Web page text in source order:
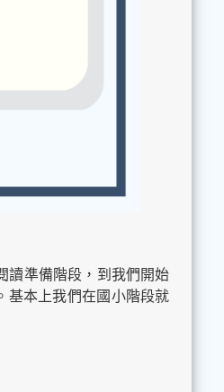
讀準備階段，到我們開始
基本上我們在國小階段就